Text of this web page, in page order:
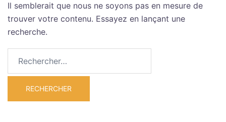
Il semblerait que nous ne soyons pas en mesure de
trouver votre contenu. Essayez en lançant une
recherche.